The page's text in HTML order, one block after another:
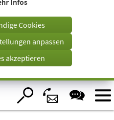
Infos
Cookies
anpassen
akzeptieren